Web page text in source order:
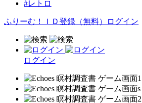
#レトロ
ふりーむ！ＩＤ登録（無料） ログイン
ログイン